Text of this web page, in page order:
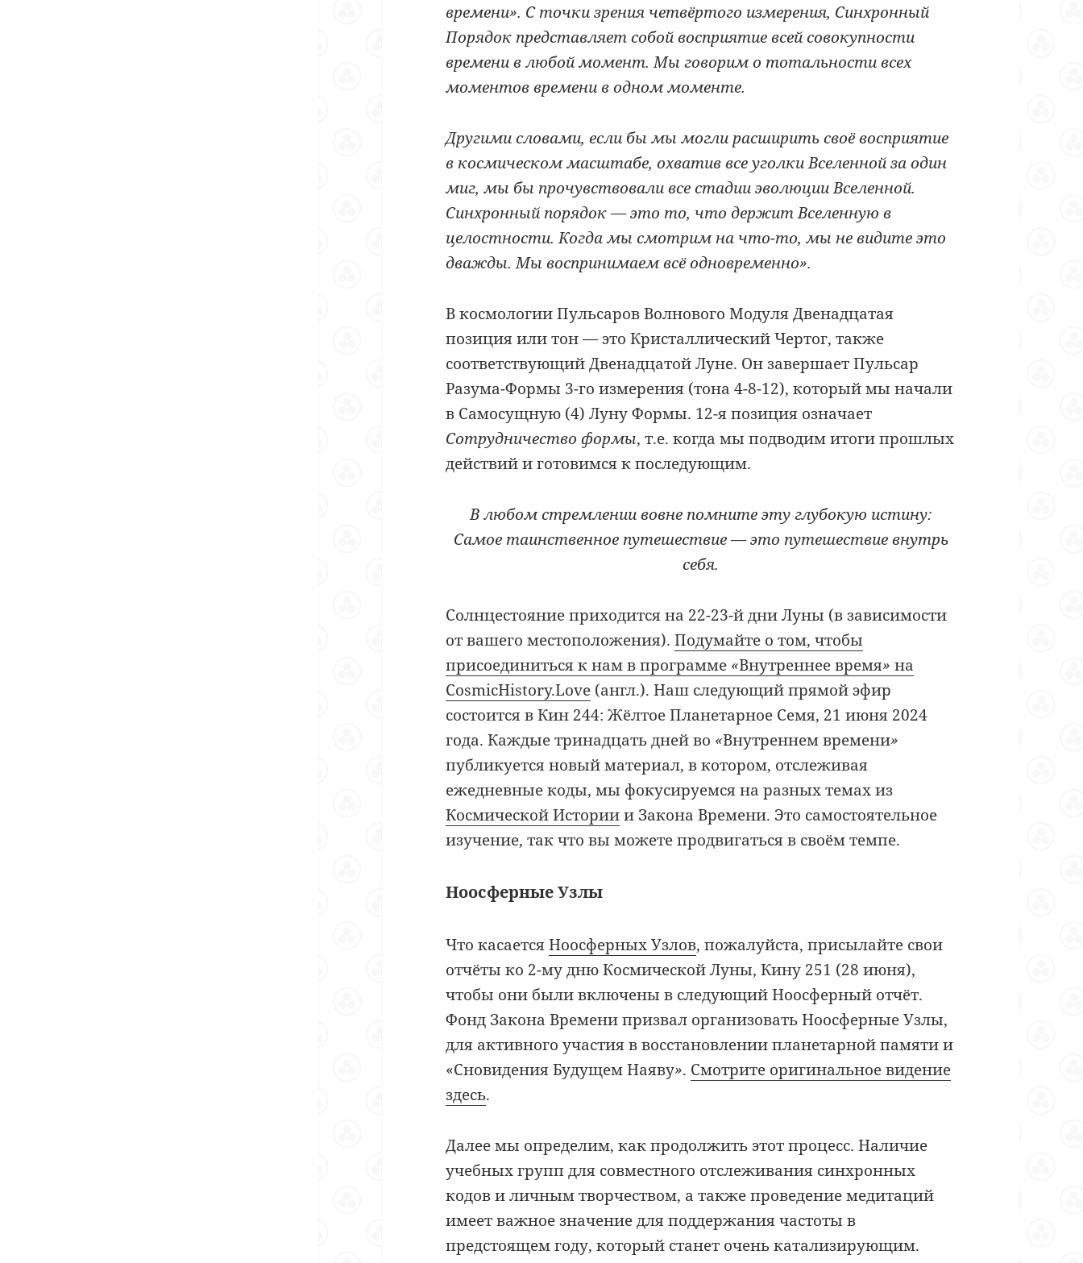
времени». С точки зрения четвёртого измерения, Синхронный
Порядок представляет собой восприятие всей совокупности
времени в любой момент. Мы говорим о тотальности всех
моментов времени в одном моменте.
Другими словами, если бы мы могли расширить своё восприятие
в космическом масштабе, охватив все уголки Вселенной за один
миг, мы бы прочувствовали все стадии эволюции Вселенной.
Синхронный порядок—это то, что держит Вселенную в
целостности. Когда мы смотрим на что-то, мы не видите это
дважды. Мы воспринимаем всё одновременно».
В космологии Пульсаров Волнового Модуля Двенадцатая
позиция или тон—это Кристаллический Чертог, также
соответствующий Двенадцатой Луне. Он завершает Пульсар
Разума-Формы 3-го измерения (тона 4-8-12), который мы начали
в Самосущную (4) Луну Формы. 12-я позиция означает
Сотрудничество формы, т.е. когда мы подводим итоги прошлых
действий и готовимся к последующим.
В любом стремлении вовне помните эту глубокую истину:
Самое таинственное путешествие—это путешествие внутрь
себя.
Солнцестояние приходится на 22-23-й дни Луны (в зависимости
от вашего местоположения).Подумайте о том, чтобы
присоединиться к нам в программе «Внутреннее время» на
CosmicHistory.Love (англ.). Наш следующий прямой эфир
состоится в Кин 244: Жёлтое Планетарное Семя, 21 июня 2024
года. Каждые тринадцать дней во «Внутреннем времени»
публикуется новый материал, в котором, отслеживая
ежедневные коды, мы фокусируемся на разных темах из
Космической Историии Закона Времени. Это самостоятельное
изучение, так что вы можете продвигаться в своём темпе.
Ноосферные Узлы
Что касаетсяНоосферных Узлов, пожалуйста, присылайте свои
отчёты ко 2-му дню Космической Луны, Кину 251 (28 июня),
чтобы они были включены в следующий Ноосферный отчёт.
Фонд Закона Времени призвал организовать Ноосферные Узлы,
для активного участия в восстановлении планетарной памяти и
«Сновидения Будущем Наяву». Смотрите оригинальное видение
здесь.
Далее мы определим, как продолжить этот процесс. Наличие
учебных групп для совместного отслеживания синхронных
кодов и личным творчеством, а также проведение медитаций
имеет важное значение для поддержания частоты в
предстоящем году, который станет очень катализирующим.